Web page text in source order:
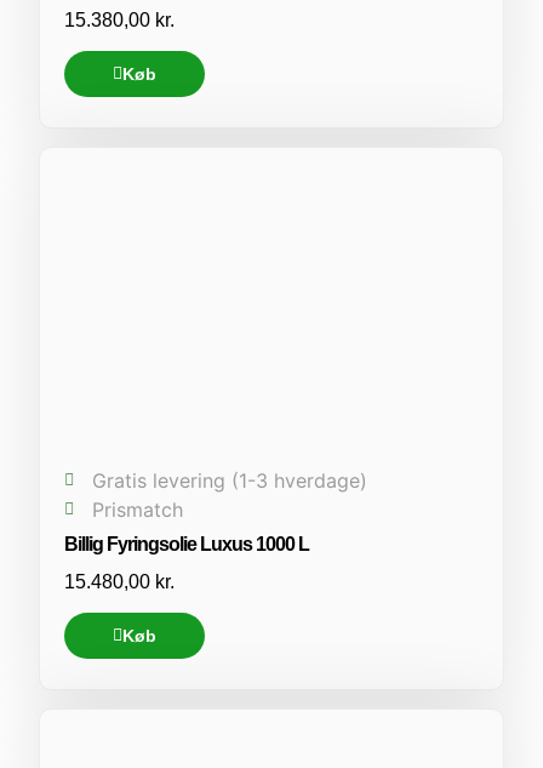
15.380,00 kr.
Køb
Gratis levering (1-3 hverdage)
Prismatch
Billig Fyringsolie Luxus 1000 L
15.480,00 kr.
Køb